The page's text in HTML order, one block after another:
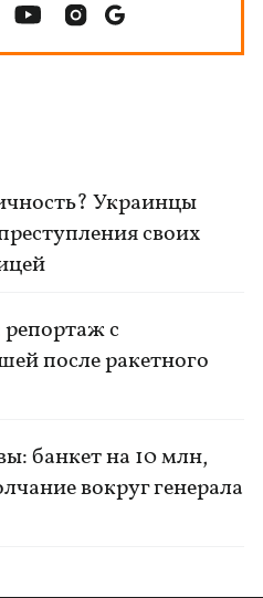
Украинцы
своих
с
после ракетного
банкет на 10 млн,
вокруг генерала